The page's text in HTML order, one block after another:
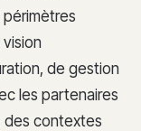
de gestion
les partenaires
des contextes